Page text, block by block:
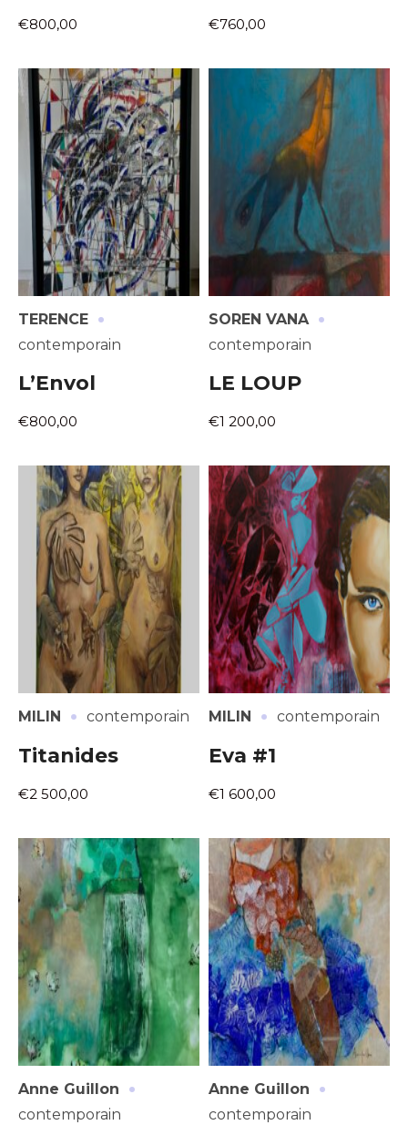
€800,00 €760,00
TERENCE ·
contemporain
L’Envol
€800,00
SOREN VANA ·
contemporain
LE LOUP
€1 200,00
MILIN · contemporain
Titanides
€2 500,00
MILIN · contemporain
Eva #1
€1 600,00
Anne Guillon ·
contemporain
Anne Guillon ·
contemporain